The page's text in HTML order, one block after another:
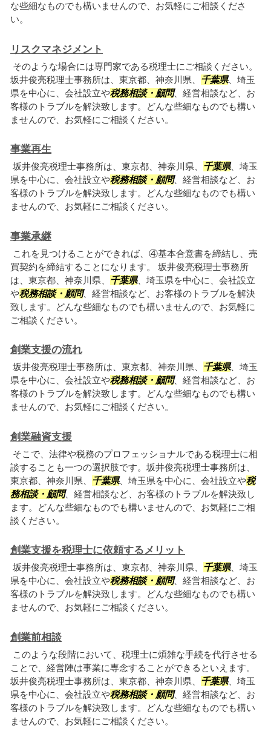
な些細なものでも構いませんので、お気軽にご相談くださ
い。
リスクマネジメント
そのような場合には専門家である税理士にご相談ください。
坂井俊亮税理士事務所は、東京都、神奈川県、 千葉県、埼玉
県を中心に、会社設立や税務相談・顧問、経営相談など、お
客様のトラブルを解決致します。どんな些細なものでも構い
ませんので、お気軽にご相談ください。
事業再生
坂井俊亮税理士事務所は、東京都、神奈川県、 千葉県、埼玉
県を中心に、会社設立や税務相談・顧問、経営相談など、お
客様のトラブルを解決致します。どんな些細なものでも構い
ませんので、お気軽にご相談ください。
事業承継
これを見つけることができれば、④基本合意書を締結し、売
買契約を締結することになります。 坂井俊亮税理士事務所
は、東京都、神奈川県、 千葉県、埼玉県を中心に、会社設立
や税務相談・顧問、経営相談など、お客様のトラブルを解決
致します。どんな些細なものでも構いませんので、お気軽に
ご相談ください。
創業支援の流れ
坂井俊亮税理士事務所は、東京都、神奈川県、 千葉県、埼玉
県を中心に、会社設立や税務相談・顧問、経営相談など、お
客様のトラブルを解決致します。どんな些細なものでも構い
ませんので、お気軽にご相談ください。
創業融資支援
そこで、法律や税務のプロフェッショナルである税理士に相
談することも一つの選択肢です。坂井俊亮税理士事務所は、
東京都、神奈川県、 千葉県、埼玉県を中心に、会社設立や税
務相談・顧問、経営相談など、お客様のトラブルを解決致し
ます。どんな些細なものでも構いませんので、お気軽にご相
談ください。
創業支援を税理士に依頼するメリット
坂井俊亮税理士事務所は、東京都、神奈川県、 千葉県、埼玉
県を中心に、会社設立や税務相談・顧問、経営相談など、お
客様のトラブルを解決致します。どんな些細なものでも構い
ませんので、お気軽にご相談ください。
創業前相談
このような段階において、税理士に煩雑な手続を代行させる
ことで、経営陣は事業に専念することができるといえます。
坂井俊亮税理士事務所は、東京都、神奈川県、 千葉県、埼玉
県を中心に、会社設立や税務相談・顧問、経営相談など、お
客様のトラブルを解決致します。どんな些細なものでも構い
ませんので、お気軽にご相談ください。